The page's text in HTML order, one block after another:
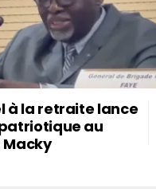
à la retraite lance
au